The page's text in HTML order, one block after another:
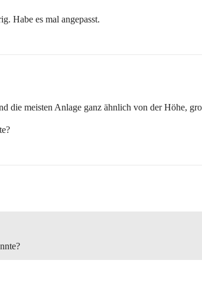
Habe es mal angepasst.
die meisten Anlage ganz ähnlich von der Höhe,